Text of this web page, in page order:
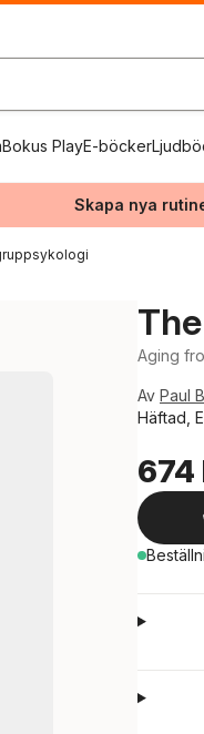
Bokus PlayE-böcker
Skapa nya
Aging
Av Paul
Häftad,
674